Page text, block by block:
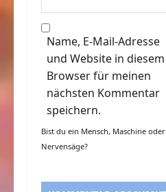
Name, E-Mail-Adresse
und Website in diesem
Browser für meinen
nächsten Kommentar
speichern.
Bist du ein Mensch, Maschine oder
Nervensäge?